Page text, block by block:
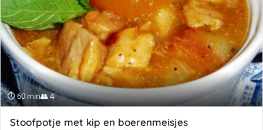
⏱ 60 min👥 4
Stoofpotje met kip en boerenmeisjes